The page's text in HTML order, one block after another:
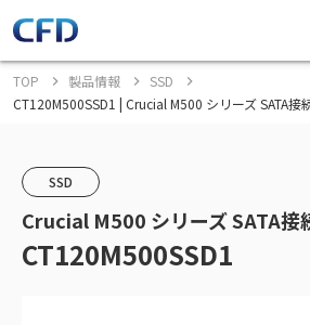
TOP 製品情報
SSD
CT120M500SSD1 | Crucial M500 シリーズ SATA接
SSD
Crucial M500 シリーズ SATA接
CT120M500SSD1